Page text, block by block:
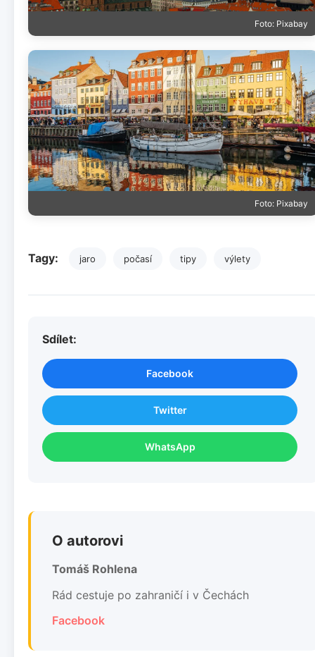
Foto: Pixabay
Foto: Pixabay
Tagy: jaro počasí tipy výlety
Sdílet:
Facebook
Twitter
WhatsApp
O autorovi
Tomáš Rohlena
Rád cestuje po zahraničí i v Čechách
Facebook